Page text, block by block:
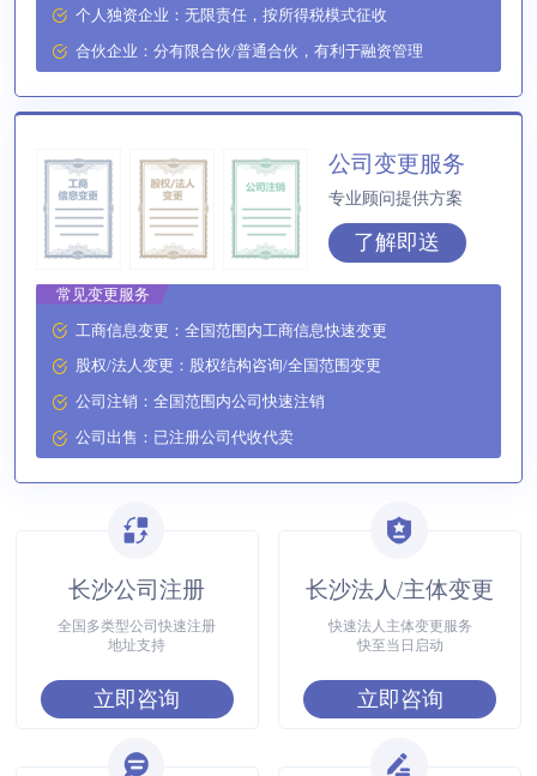
郑** 132****2659 1小时前
1小时前
方** 150****2321 1小时前
个人独资企业：无限责任，按所得税模式征收
合伙企业：分有限合伙/普通合伙，有利于融资管理
公司变更服务
专业顾问提供方案
了解即送
常见变更服务
工商信息变更：全国范围内工商信息快速变更
股权/法人变更：股权结构咨询/全国范围变更
公司注销：全国范围内公司快速注销
公司出售：已注册公司代收代卖
长沙公司注册
全国多类型公司快速注册
地址支持
立即咨询
长沙法人/主体变更
快速法人主体变更服务
快至当日启动
立即咨询